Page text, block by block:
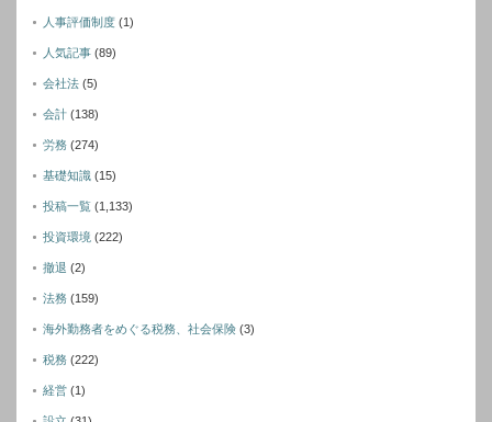
人事評価制度 (1)
人気記事 (89)
会社法 (5)
会計 (138)
労務 (274)
基礎知識 (15)
投稿一覧 (1,133)
投資環境 (222)
撤退 (2)
法務 (159)
海外勤務者をめぐる税務、社会保険 (3)
税務 (222)
経営 (1)